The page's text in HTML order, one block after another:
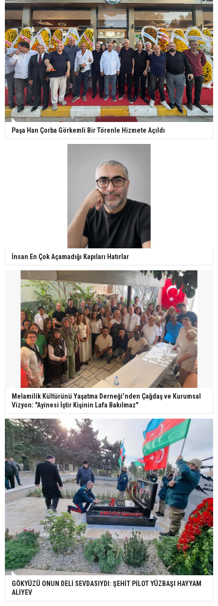
Paşa Han Çorba Görkemli Bir Törenle Hizmete Açıldı
İnsan En Çok Açamadığı Kapıları Hatırlar
Melamilik Kültürünü Yaşatma Derneği’nden Çağdaş ve Kurumsal
Vizyon: "Ayinesi İştir Kişinin Lafa Bakılmaz"
GÖKYÜZÜ ONUN DELİ SEVDASIYDI: ŞEHİT PİLOT YÜZBAŞI HAYYAM
ALİYEV